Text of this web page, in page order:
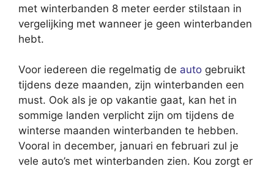
met winterbanden 8 meter eerder stilstaan in
vergelijking met wanneer je geen winterbanden
hebt.
Voor iedereen die regelmatig de auto gebruikt
tijdens deze maanden, zijn winterbanden een
must. Ook als je op vakantie gaat, kan het in
sommige landen verplicht zijn om tijdens de
winterse maanden winterbanden te hebben.
Vooral in december, januari en februari zul je
vele auto’s met winterbanden zien. Kou zorgt er